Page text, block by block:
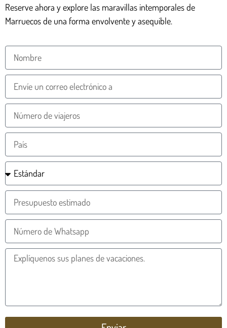
Reserve ahora y explore las maravillas intemporales de
Marruecos de una forma envolvente y asequible.